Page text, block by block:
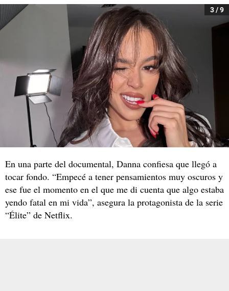
3 / 9
En una parte del documental, Danna confiesa que llegó a
tocar fondo. “Empecé a tener pensamientos muy oscuros y
ese fue el momento en el que me di cuenta que algo estaba
yendo fatal en mi vida”, asegura la protagonista de la serie
“Élite” de Netflix.